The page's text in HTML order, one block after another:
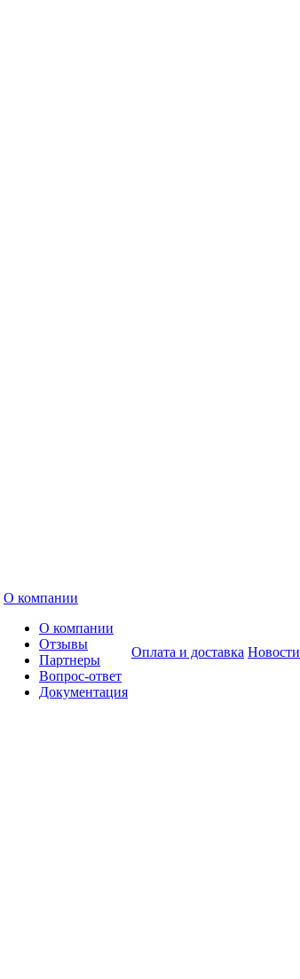
О компании
О компании
Отзывы
Партнеры
Вопрос-ответ
Документация
Оплата и доставка Новости